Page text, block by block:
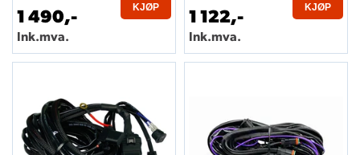
1 490,-
Ink.mva.
KJØP 1 122,-
Ink.mva.
KJØP